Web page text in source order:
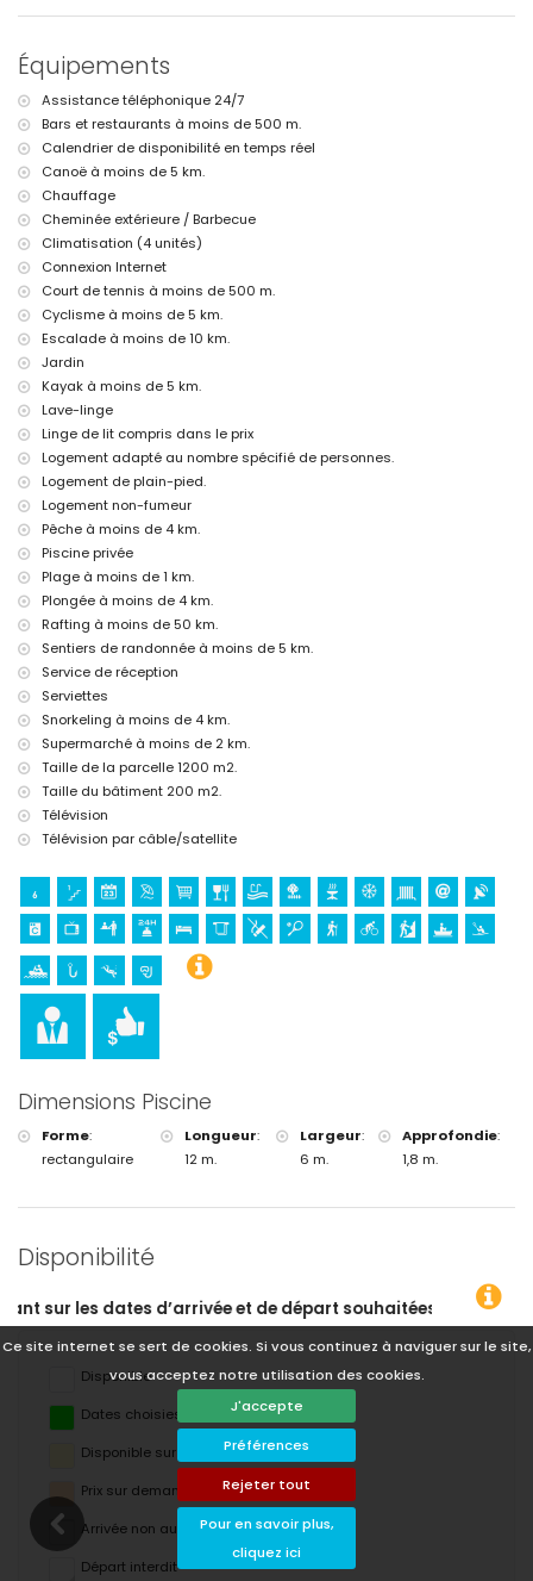
Ce site internet se sert de cookies. Si vous continuez à naviguer sur le site,
vous acceptez notre utilisation des cookies.
J'accepte
Préférences
Rejeter tout
Pour en savoir plus,
cliquez ici
port le plus proche : Aduanas del Mar (à moins de 5 kilomètres de la
villa)
parc le plus proche : Montgó, Jávea (à moins de 10 kilomètres de la
villa)
aéroport le plus proche : Alicante (à moins de 100 kilomètres de la
villa)
deuxième aéroport le plus proche : Valence (> 100 kilomètres)
fumer n'est pas autorisé
animaux non admis
le logement est très adapté pour les familles avec enfants
Installations et services inclus dans le prix de location de la villa
internet (fibre optique)
aspirateur, fer et planche à repasser
linge de lit et serviettes
chauffage par le sol et air conditionné
Installations et services à supplément
lit bébé/lit d'enfant (sur demande)
Divertissements et activités de loisirs pour vos vacances à Jávea,
Costa Blanca
discothèque, bar et promenade (El Arenal) (à moins de 5 kilomètres
de la maison)
Sites touristiques et culturels à Jávea, Costa Blanca
musée (Histórico de Jávea, Jávea), église (Virgen de Loreto, Puerto,
Jávea), ruine (Molinos de Viento, Jávea), monument (Pueblo de Jávea,
Jávea), bâtiment architectural (Histórico de Jávea, Jávea), lieu
historique (Pueblo de Jávea et Jávea) (à moins de 5 kilomètres de
l'hébergement)
château (Portal de la Vila et Dénia) (à moins de 25 kilomètres de
l'hébergement)
Sports
tennis (à moins de 1000 mètres de la villa)
randonnée, cyclisme, canoë, kayak, pêche, plongée et snorkeling (à
golf (Golf de Jávea), équitation, VTT et escalade (à moins de 10
kilomètres de la villa)
rafting (à moins de 50 kilomètres de la villa)
Équipements
Assistance téléphonique 24/7
Bars et restaurants à moins de 500 m.
Calendrier de disponibilité en temps réel
Canoë à moins de 5 km.
Chauffage
Cheminée extérieure / Barbecue
Climatisation (4 unités)
Connexion Internet
Court de tennis à moins de 500 m.
Cyclisme à moins de 5 km.
Escalade à moins de 10 km.
Jardin
Kayak à moins de 5 km.
Lave-linge
Linge de lit compris dans le prix
Logement adapté au nombre spécifié de personnes.
Logement de plain-pied.
Logement non-fumeur
Pêche à moins de 4 km.
Piscine privée
Plage à moins de 1 km.
Plongée à moins de 4 km.
Rafting à moins de 50 km.
Sentiers de randonnée à moins de 5 km.
Service de réception
Serviettes
Snorkeling à moins de 4 km.
Supermarché à moins de 2 km.
Taille de la parcelle 1200 m2.
Taille du bâtiment 200 m2.
Télévision
Télévision par câble/satellite
Dimensions Piscine
Forme:
rectangulaire
Longueur:
12 m.
Largeur:
6 m.
Approfondie:
1,8 m.
Disponibilité
Disponible
Dates choisies
Disponible sur demande
Prix ​​sur demande
Arrivée non autorisée
Départ interdit